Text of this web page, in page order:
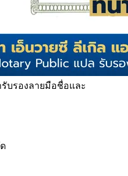
บรองลายมือชื่อและ